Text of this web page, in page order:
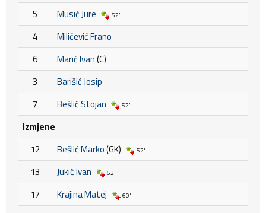
5 Musić Jure 52'
4
Milićević Frano
6
Marić Ivan(C)
3
Barišić Josip
7
Bešlić Stojan 52'
Izmjene
12
Bešlić Marko(GK) 52'
13 Jukić Ivan 52'
17 Krajina Matej 60'